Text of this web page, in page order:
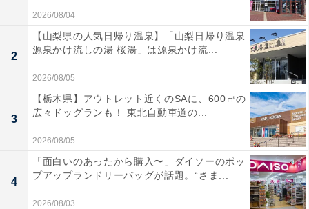
2026/08/04
2
【山梨県の人気日帰り温泉】「山梨日帰り温泉
源泉かけ流しの湯 桜湯」は源泉かけ流...
2026/08/05
3
【栃木県】アウトレット近くのSAに、600㎡の
広々ドッグランも！ 東北自動車道の...
2026/08/05
4
「面白いのあったから購入〜」ダイソーのポッ
プアップランドリーバッグが話題。“さま...
2026/08/03